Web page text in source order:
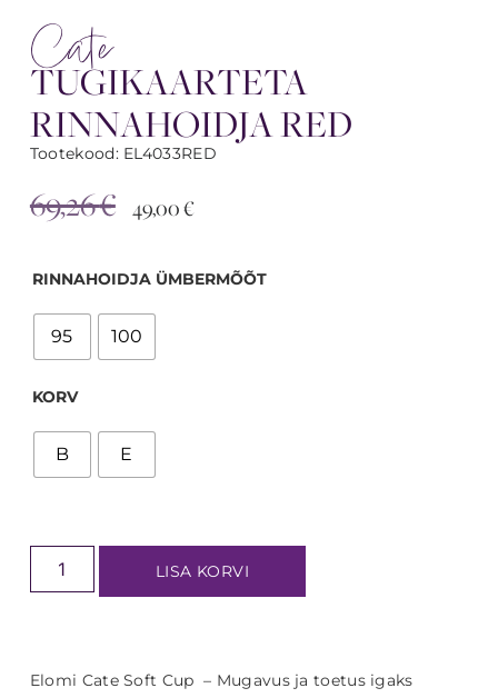
Cate
TUGIKAARTETA
RINNAHOIDJA RED
Tootekood: EL4033RED
69,26€ 49,00€
RINNAHOIDJA ÜMBERMÕÕT
95 100
KORV
B E
LISA KORVI
Elomi Cate Soft Cup – Mugavus ja toetus igaks